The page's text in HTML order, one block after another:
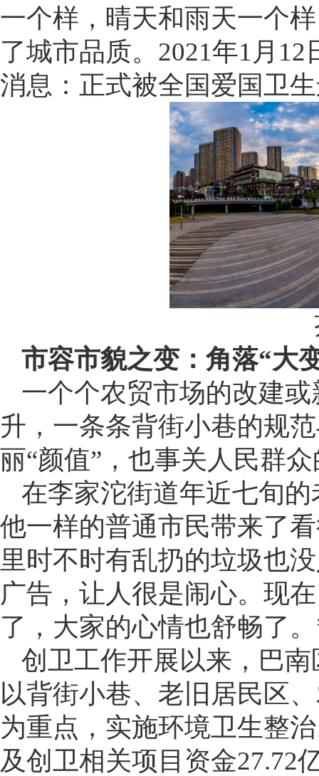
一个样，晴天和雨天一个
了城市品质。2021年1月
消息：正式被全国爱国卫
市容市貌之变：角落“大
一个个农贸市场的改建
升，一条条背街小巷的规
丽“颜值”，也事关人民群
在李家沱街道年近七旬
他一样的普通市民带来了
里时不时有乱扔的垃圾也
广告，让人很是闹心。现
了，大家的心情也舒畅了。
创卫工作开展以来，巴
以背街小巷、老旧居民区
为重点，实施环境卫生整
及创卫相关项目资金27.72